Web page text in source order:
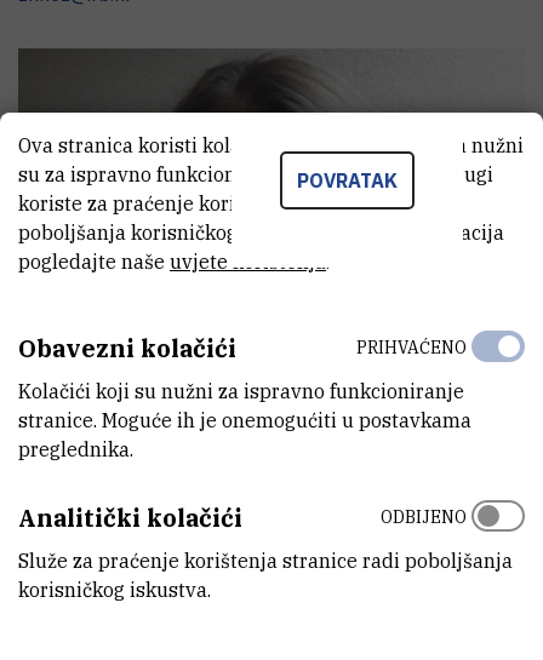
dr.sc.Marija Majer
POVRATAK
Ova stranica koristi kolačiće. Neki od tih kolačića nužni
su za ispravno funkcioniranje stranice, dok se drugi
koriste za praćenje korištenja stranice radi
poboljšanja korisničkog iskustva. Za više informacija
pogledajte naše uvjete korištenja.
Obavezni kolačići
Kolačići koji su nužni za ispravno funkcioniranje
stranice. Moguće ih je onemogućiti u postavkama
preglednika.
PRIHVAĆENO
Analitički kolačići
Služe za praćenje korištenja stranice radi poboljšanja
korisničkog iskustva.
ODBIJENO